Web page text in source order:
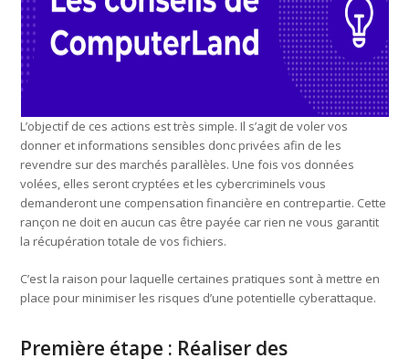
L’objectif de ces actions est très simple. Il s’agit de voler vos
donner et informations sensibles donc privées afin de les
revendre sur des marchés parallèles. Une fois vos données
volées, elles seront cryptées et les cybercriminels vous
demanderont une compensation financière en contrepartie. Cette
rançon ne doit en aucun cas être payée car rien ne vous garantit
la récupération totale de vos fichiers.
C’est la raison pour laquelle certaines pratiques sont à mettre en
place pour minimiser les risques d’une potentielle cyberattaque.
Première étape : Réaliser des